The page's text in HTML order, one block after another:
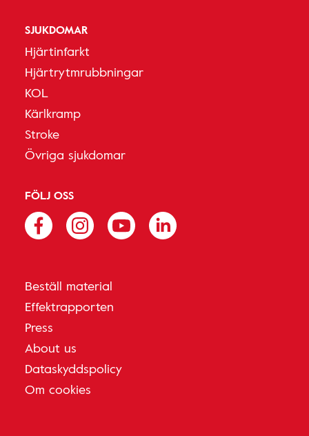
SJUKDOMAR
Hjärtinfarkt
Hjärtrytmrubbningar
KOL
Kärlkramp
Stroke
Övriga sjukdomar
FÖLJ OSS
Beställ material
Effektrapporten
Press
About us
Dataskyddspolicy
Om cookies